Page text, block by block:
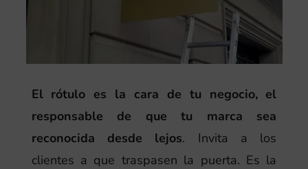
El rótulo es la cara de tu negocio, el
responsable de que tu marca sea
reconocida desde lejos. Invita a los
clientes a que traspasen la puerta. Es la